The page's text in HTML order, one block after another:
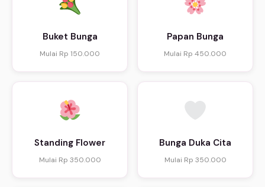
Buket Bunga
Mulai Rp 150.000
Papan Bunga
Mulai Rp 450.000
Standing Flower
Mulai Rp 350.000
Bunga Duka Cita
Mulai Rp 350.000